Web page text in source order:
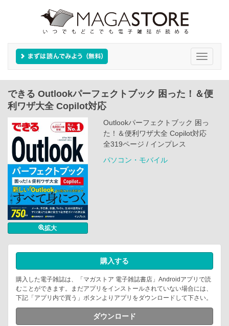
Toggle
できる Outlookパーフェクトブック 困った！＆便
利ワザ大全 Copilot対応
拡大
Outlookパーフェクトブック 困っ
た！＆便利ワザ大全 Copilot対応
全319ページ / インプレス
パソコン・モバイル
購入する
購入した電子雑誌は、「マガストア 電子雑誌書店」Androidアプリで読
むことができます。まだアプリをインストールされていない場合には、
下記「アプリ内で買う」ボタンよりアプリをダウンロードして下さい。
ダウンロード